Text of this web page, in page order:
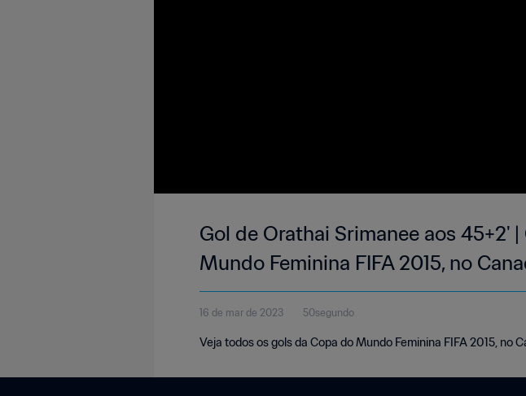
Gol de Orathai Srimanee aos 45+2'
Mundo Feminina FIFA 2015, no
16 de mar de 2023 50segundo
Veja todos os gols da Copa do Mundo Feminina FIFA 2015, no